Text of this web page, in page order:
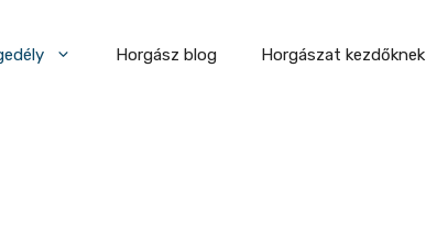
Horgász blog Horgászat kezdőknek